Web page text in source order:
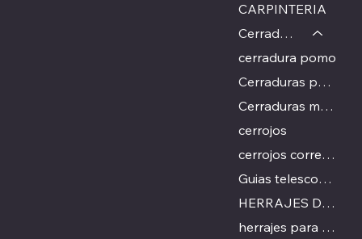
CARPINTERIA
Cerraduras
cerradura pomo
Cerraduras para blindex
Cerraduras multipunto exterior
cerrojos
cerrojos corredizos
Guias telescopicas
HERRAJES DE VIDRIO
herrajes para mesas